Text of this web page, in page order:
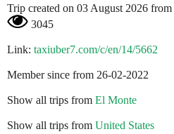
Trip created on 03 August 2026 from
3045
Link: taxiuber7.com/c/en/14/5662
Member since from 26-02-2022
Show all trips from El Monte
Show all trips from United States